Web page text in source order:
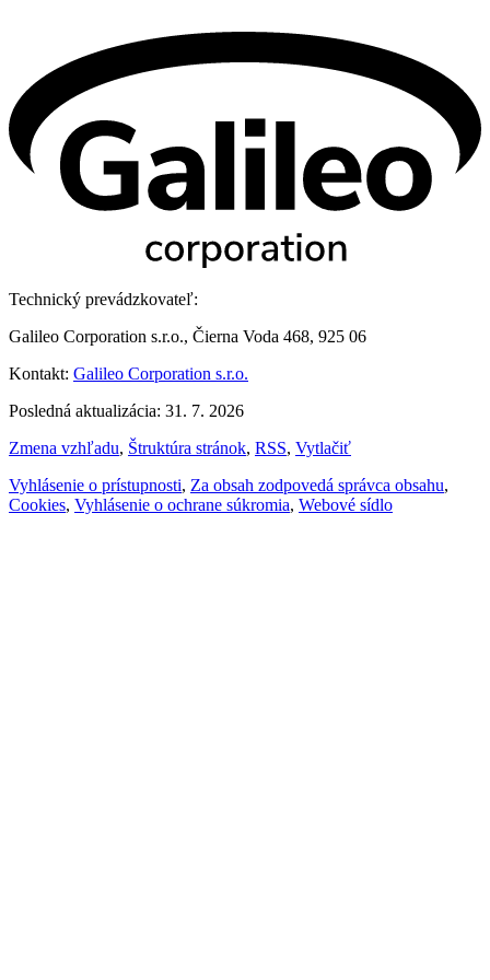
Technický prevádzkovateľ:
Galileo Corporation s.r.o., Čierna Voda 468, 925 06
Kontakt: Galileo Corporation s.r.o.
Posledná aktualizácia: 31. 7. 2026
Zmena vzhľadu, Štruktúra stránok, RSS, Vytlačiť
Vyhlásenie o prístupnosti, Za obsah zodpovedá správca obsahu,
Cookies, Vyhlásenie o ochrane súkromia, Webové sídlo